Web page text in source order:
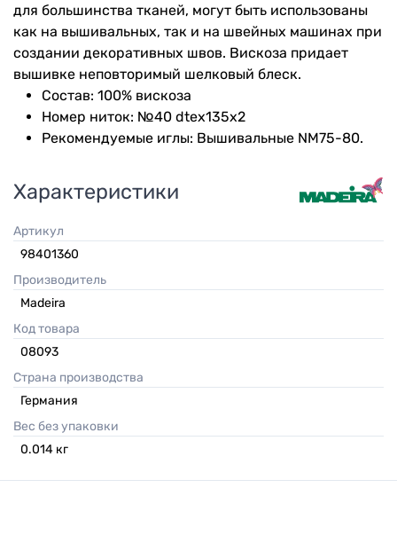
для большинства тканей, могут быть использованы
как на вышивальных, так и на швейных машинах при
создании декоративных швов. Вискоза придает
вышивке неповторимый шелковый блеск.
Состав: 100% вискоза
Номер ниток: №40 dtex135x2
Рекомендуемые иглы: Вышивальные NM75-80.
Характеристики
Артикул
98401360
Производитель
Madeira
Код товара
08093
Страна производства
Германия
Вес без упаковки
0.014 кг